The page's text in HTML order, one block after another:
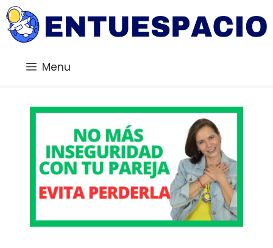
Saltar
al
contenido
Menu